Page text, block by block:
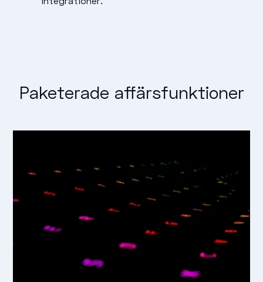
Paketerade affärsfunktioner